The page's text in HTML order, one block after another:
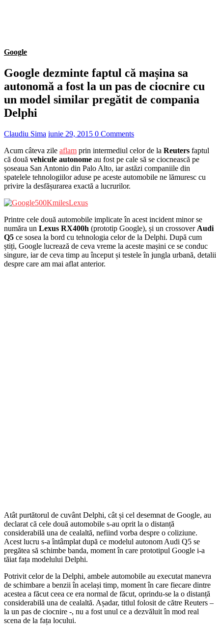
Google
Google dezminte faptul că mașina sa
autonomă a fost la un pas de ciocnire cu
un model similar pregătit de compania
Delphi
Claudiu Sima iunie 29, 2015 0 Comments
Acum câteva zile aflam prin intermediul celor de la Reuters faptul
că două vehicule autonome au fost pe cale să se ciocnească pe
șoseaua San Antonio din Palo Alto, iar astăzi companiile din
spatelele tehnologiilor aduse pe aceste automobile ne lămuresc cu
privire la desfășurarea exactă a lucrurilor.
Printre cele două automobile implicate în acest incident minor se
număra un Lexus RX400h (prototip Google), și un crossover Audi
Q5 ce sosea la bord cu tehnologia celor de la Delphi. După cum
știți, Google lucrează de ceva vreme la aceste mașini ce se conduc
singure, iar de ceva timp au început și testele în jungla urbană, detalii
despre care am mai aflat anterior.
Atât purtătorul de cuvânt Delphi, cât și cel desemnat de Google, au
declarat că cele două automobile s-au oprit la o distanță
considerabilă una de cealaltă, nefiind vorba despre o coliziune.
Acest lucru s-a întâmplat după ce modelul autonom Audi Q5 se
pregătea să schimbe banda, moment în care prototipul Google i-a
tăiat fața modelului Delphi.
Potrivit celor de la Delphi, ambele automobile au executat manevra
de schimbare a benzii în același timp, moment în care fiecare dintre
acestea a făcut ceea ce era normal de făcut, oprindu-se la o distanță
considerabilă una de cealaltă. Așadar, titlul folosit de către Reuters –
la un pas de ciocnire -, nu a fost unul ce a dezvăluit în mod real
scena de la fața locului.